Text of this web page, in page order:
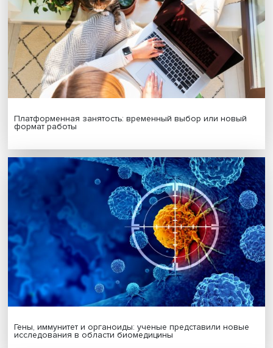
Однако эти меры следует дополнить иными. «Улучшение
положения бедных домохозяйств последует не
рамках политики на рынке труда, сколько в рамках
общеэкономического развития, направленного на
повышение производительности труда – за счет
инвестиционного климата и поощрения
деятельности, а также внедрения новых технологий и
Дата публикации: 28.07.2025
бедность работа
Поделиться
Подпишись на наши новости: